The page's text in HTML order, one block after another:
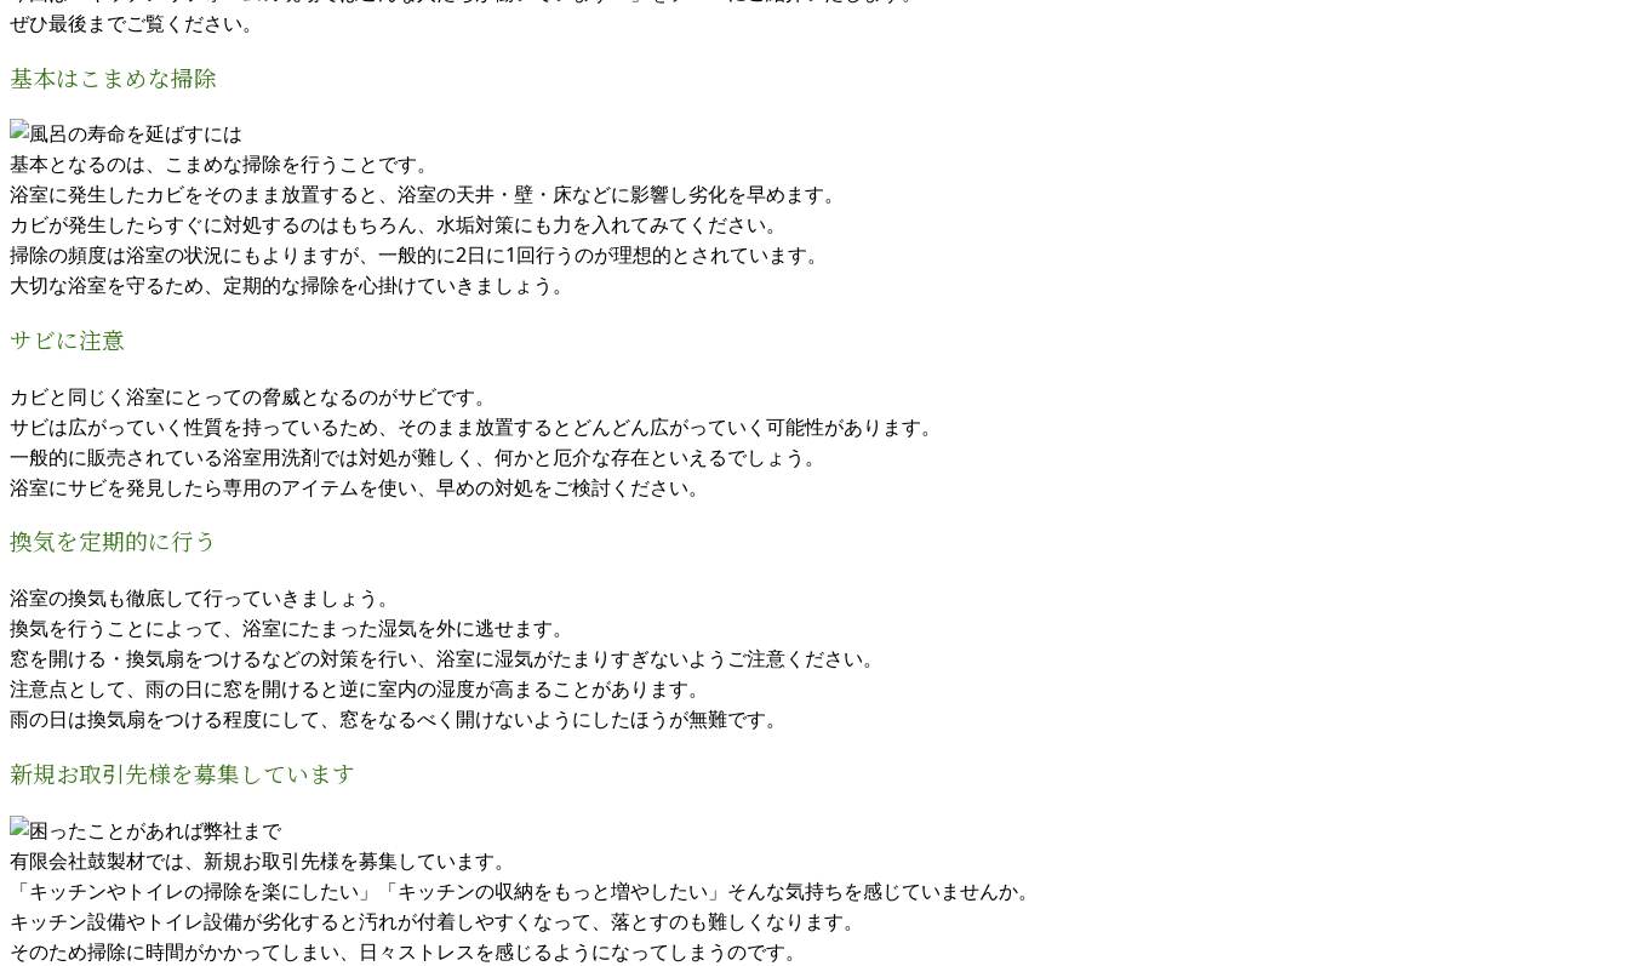
ぜひ最後までご覧ください。
基本はこまめな掃除
基本となるのは、こまめな掃除を行うことです。
浴室に発生したカビをそのまま放置すると、浴室の天井・壁・床などに影響し劣化を早めます。
カビが発生したらすぐに対処するのはもちろん、水垢対策にも力を入れてみてください。
掃除の頻度は浴室の状況にもよりますが、一般的に2日に1回行うのが理想的とされています。
大切な浴室を守るため、定期的な掃除を心掛けていきましょう。
サビに注意
カビと同じく浴室にとっての脅威となるのがサビです。
サビは広がっていく性質を持っているため、そのまま放置するとどんどん広がっていく可能性があります。
一般的に販売されている浴室用洗剤では対処が難しく、何かと厄介な存在といえるでしょう。
浴室にサビを発見したら専用のアイテムを使い、早めの対処をご検討ください。
換気を定期的に行う
浴室の換気も徹底して行っていきましょう。
換気を行うことによって、浴室にたまった湿気を外に逃せます。
窓を開ける・換気扇をつけるなどの対策を行い、浴室に湿気がたまりすぎないようご注意ください。
注意点として、雨の日に窓を開けると逆に室内の湿度が高まることがあります。
雨の日は換気扇をつける程度にして、窓をなるべく開けないようにしたほうが無難です。
新規お取引先様を募集しています
有限会社鼓製材では、新規お取引先様を募集しています。
「キッチンやトイレの掃除を楽にしたい」「キッチンの収納をもっと増やしたい」そんな気持ちを感じていませんか。
キッチン設備やトイレ設備が劣化すると汚れが付着しやすくなって、落とすのも難しくなります。
そのため掃除に時間がかかってしまい、日々ストレスを感じるようになってしまうのです。